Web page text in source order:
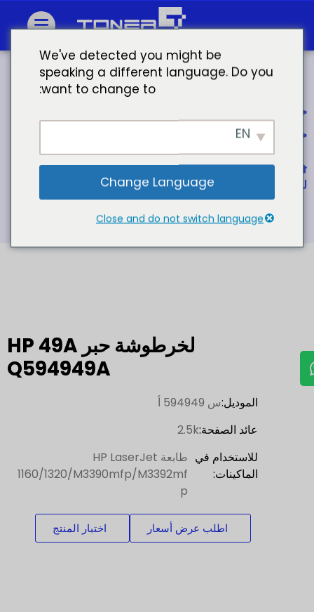
خرطوشة حبر hp laserjet 1320
الصفحة الرئيسية
لخرطوشة حبر HP 49A Q594949A
لخرطوشة حبر HP 49A
Q594949A
الموديل:س 594949 أ
عائد الصفحة:2.5k
للاستخدام في
الماكينات:
طابعة HP LaserJet
1160/1320/M3390mfp/M3392mf
p
اطلب عرض أسعار اختبار المنتج
We've detected you might be
speaking a different language. Do you
want to change to:
EN
Change Language
Close and do not switch language